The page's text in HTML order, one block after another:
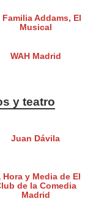
Familia Addams, El
Musical
WAH Madrid
y teatro
Juan Dávila
Hora y Media de El
de la Comedia
Madrid